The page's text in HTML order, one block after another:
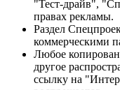
"Тест-драйв",
правах рекламы.
Раздел
коммерческими
Любое
другое
ссылку на